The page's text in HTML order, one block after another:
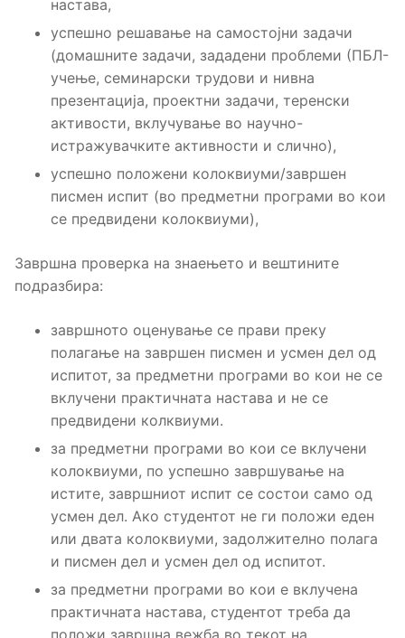
настава,
успешно решавање на самостојни задачи
(домашните задачи, зададени проблеми (ПБЛ-
учење, семинарски трудови и нивна
презентација, проектни задачи, теренски
активости, вклучување во научно-
истражувачките активности и слично),
успешно положени колоквиуми/завршен
писмен испит (во предметни програми во кои
се предвидени колоквиуми),
Завршна проверка на знаењето и вештините
подразбира:
завршното оценување се прави преку
полагање на завршен писмен и усмен дел од
испитот, за предметни програми во кои не се
вклучени практичната настава и не се
предвидени колквиуми.
за предметни програми во кои се вклучени
колоквиуми, по успешно завршување на
истите, завршниот испит се состои само од
усмен дел. Ако студентот не ги положи еден
или двата колоквиуми, задолжително полага
и писмен дел и усмен дел од испитот.
за предметни програми во кои е вклучена
практичната настава, студентот треба да